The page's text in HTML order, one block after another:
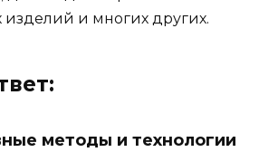
изделий и многих других.
методы и технологии